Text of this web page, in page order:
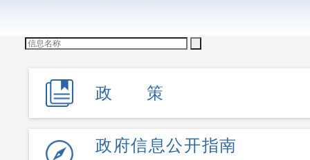
政策
政府信息公开指南